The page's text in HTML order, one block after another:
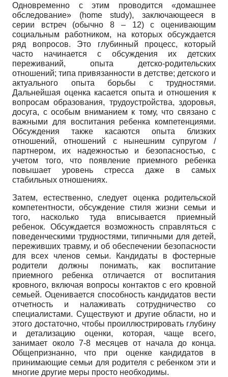
Одновременно с этим проводится «домашнее
обследование» (home study), заключающееся в
серии встреч (обычно 8 – 12) с оценивающим
социальным работником, на которых обсуждается
ряд вопросов. Это глубинный процесс, который
часто начинается с обсуждения их детских
переживаний, опыта детско-родительских
отношений; типа привязанности в детстве; детского и
актуального опыта борьбы с трудностями.
Дальнейшая оценка касается опыта и отношения к
вопросам образования, трудоустройства, здоровья,
досуга, с особым вниманием к тому, что связано с
важными для воспитания ребенка компетенциями.
Обсуждения также касаются опыта близких
отношений, отношений с нынешним супругом /
партнером, их надежностью и безопасностью, с
учетом того, что появление приемного ребенка
повышает уровень стресса даже в самых
стабильных отношениях.
Затем, естественно, следует оценка родительской
компетентности, обсуждение стиля жизни семьи и
того, насколько туда вписывается приемный
ребенок. Обсуждается возможность справляться с
поведенческими трудностями, типичными для детей,
переживших травму, и об обеспечении безопасности
для всех членов семьи. Кандидаты в фостерные
родители должны понимать, как воспитание
приемного ребенка отличается от воспитания
кровного, включая вопросы контактов с его кровной
семьей. Оценивается способность кандидатов вести
отчетность и налаживать сотрудничество со
специалистами. Существуют и другие области, но и
этого достаточно, чтобы проиллюстрировать глубину
и детализацию оценки, которая, чаще всего,
занимает около 7-8 месяцев от начала до конца.
Общепризнанно, что при оценке кандидатов в
принимающие семьи для родителя с ребенком эти и
многие другие меры просто необходимы.